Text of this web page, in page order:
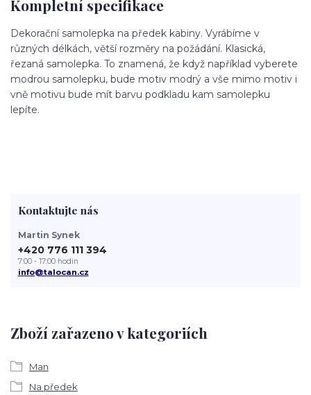
Kompletní specifikace
Dekorační samolepka na předek kabiny. Vyrábíme v
různých délkách, větší rozměry na požádání. Klasická,
řezaná samolepka. To znamená, že když například vyberete
modrou samolepku, bude motiv modrý a vše mimo motiv i
vně motivu bude mít barvu podkladu kam samolepku
lepíte.
Zboží zařazeno v kategoriích
Man
Na předek
Kontaktujte nás
Martin Synek
+420 776 111 394
7:00 - 17:00 hodin
info@talocan.cz